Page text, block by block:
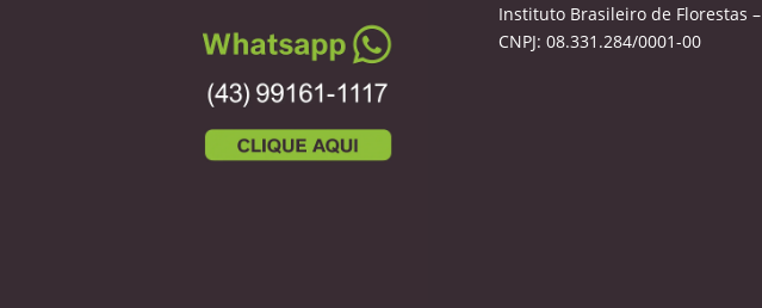
Instituto Brasileiro de Florestas –
CNPJ: 08.331.284/0001-00